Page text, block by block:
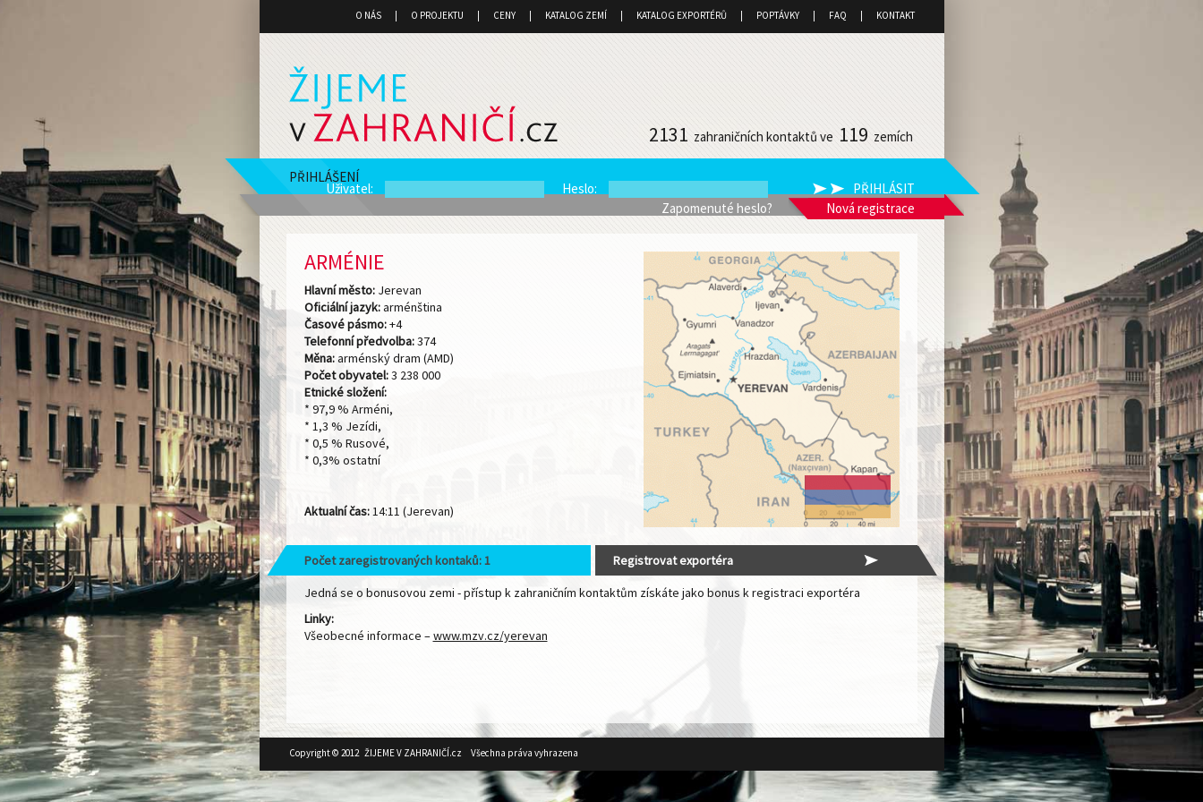
O NÁS O PROJEKTU CENY KATALOG ZEMÍ KATALOG EXPORTÉRŮ POPTÁVKY FAQ KONTAKT
2131 zahraničních kontaktů ve 119 zemích
PŘIHLÁŠENÍ
Uživatel: Heslo:
Nová registrace
Zapomenuté heslo?
ARMÉNIE
Hlavní město:Jerevan
Oficiální jazyk:arménština
Časové pásmo:+4
Telefonní předvolba:374
Měna:arménský dram (AMD)
Počet obyvatel:3 238 000
Etnické složení:
* 97,9 % Arméni,
* 1,3 % Jezídi,
* 0,5 % Rusové,
* 0,3% ostatní
Aktualní čas:14:11 (Jerevan)
Počet zaregistrovaných kontaků: 1
Registrovat exportéra
Jedná se o bonusovou zemi - přístup k zahraničním kontaktům získáte jako bonus k registraci exportéra
Linky:
Všeobecné informace –www.mzv.cz/yerevan
Copyright © 2012 ŽIJEME V ZAHRANIČÍ.cz Všechna práva vyhrazena